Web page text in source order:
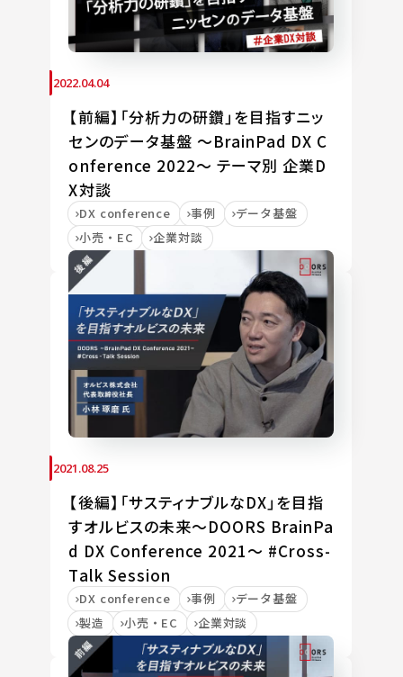
2022.04.04
【前編】「分析力の研鑽」を目指すニッ
センのデータ基盤 ～BrainPad DX C
onference 2022～ テーマ別 企業D
X対談
DX conference 事例
データ基盤
小売・EC
企業対談
2021.08.25
【後編】「サスティナブルなDX」を目指
すオルビスの未来～DOORS BrainPa
d DX Conference 2021～ #Cross-
Talk Session
DX conference 事例
データ基盤
製造
小売・EC 企業対談